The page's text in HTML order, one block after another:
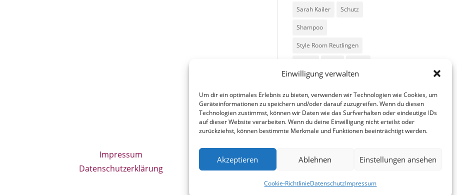
Einwilligung verwalten
Um dir ein optimales Erlebnis zu bieten, verwenden wir Technologien wie Cookies, um
Geräteinformationen zu speichern und/oder darauf zuzugreifen. Wenn du diesen
Technologien zustimmst, können wir Daten wie das Surfverhalten oder eindeutige IDs
auf dieser Website verarbeiten. Wenn du deine Einwilligung nicht erteilst oder
zurückziehst, können bestimmte Merkmale und Funktionen beeinträchtigt werden.
Akzeptieren Ablehnen Einstellungen ansehen
Cookie-RichtlinieDatenschutzImpressum
Sarah Kailer Schutz
Shampoo
Style Room Reutlingen
Trends
Impressum
Datenschutzerklärung
fain g